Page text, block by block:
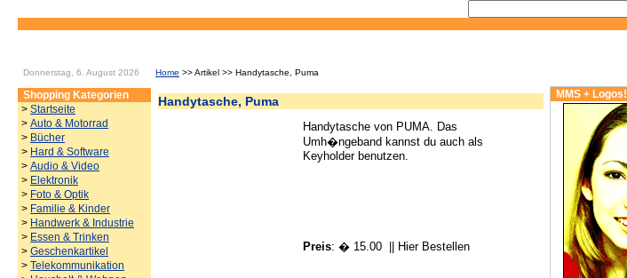
Donnerstag, 6. August 2026 Home >> Artikel >> Handytasche, Puma
Shopping Kategorien
> Startseite
> Auto & Motorrad
> Bücher
> Hard & Software
> Audio & Video
> Elektronik
> Foto & Optik
> Familie & Kinder
> Handwerk & Industrie
> Essen & Trinken
> Geschenkartikel
> Telekommunikation
Handytasche, Puma
Handytasche von PUMA. Das
Umh�ngeband kannst du auch als
Keyholder benutzen.
Preis: � 15.00|| Hier Bestellen
MMS + Logos!